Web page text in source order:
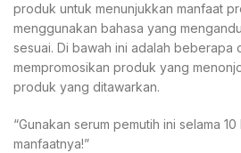
produk untuk menunjukkan manfaat
menggunakan bahasa yang
sesuai. Di bawah ini adalah beberapa
mempromosikan produk yang
produk yang ditawarkan.
“Gunakan serum pemutih ini selama
manfaatnya!”